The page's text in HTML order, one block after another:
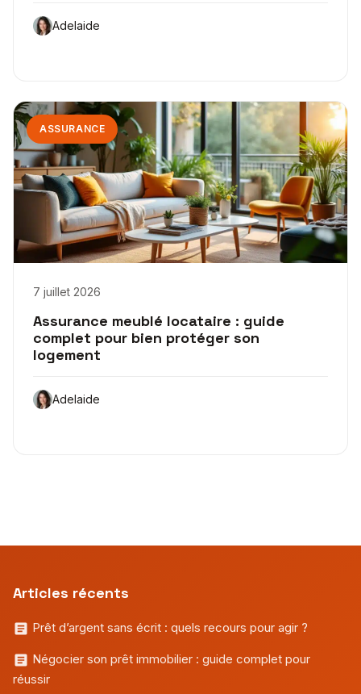
Adelaide
ASSURANCE
7 juillet 2026
Assurance meublé locataire : guide
complet pour bien protéger son
logement
Adelaide
Articles récents
Prêt d’argent sans écrit : quels recours pour agir ?
Négocier son prêt immobilier : guide complet pour
réussir